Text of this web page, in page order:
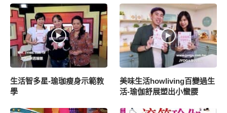
生活智多星-瑜珈瘦身示範教
學
美味生活howliving百變過生
活-瑜伽舒展塑出小蠻腰